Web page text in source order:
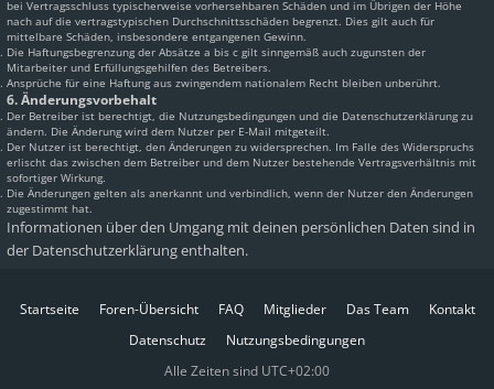
bei Vertragsschluss typischerweise vorhersehbaren Schäden und im Übrigen der Höhe
nach auf die vertragstypischen Durchschnittsschäden begrenzt. Dies gilt auch für
mittelbare Schäden, insbesondere entgangenen Gewinn.
Die Haftungsbegrenzung der Absätze a bis c gilt sinngemäß auch zugunsten der
Mitarbeiter und Erfüllungsgehilfen des Betreibers.
Ansprüche für eine Haftung aus zwingendem nationalem Recht bleiben unberührt.
6. Änderungsvorbehalt
Der Betreiber ist berechtigt, die Nutzungsbedingungen und die Datenschutzerklärung zu
ändern. Die Änderung wird dem Nutzer per E-Mail mitgeteilt.
Der Nutzer ist berechtigt, den Änderungen zu widersprechen. Im Falle des Widerspruchs
erlischt das zwischen dem Betreiber und dem Nutzer bestehende Vertragsverhältnis mit
sofortiger Wirkung.
Die Änderungen gelten als anerkannt und verbindlich, wenn der Nutzer den Änderungen
zugestimmt hat.
Informationen über den Umgang mit deinen persönlichen Daten sind in
der Datenschutzerklärung enthalten.
Startseite Foren-Übersicht FAQ Mitglieder Das Team
Kontakt
Datenschutz
Nutzungsbedingungen
Alle Zeiten sind UTC+02:00